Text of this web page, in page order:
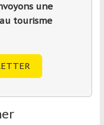
une
tourisme